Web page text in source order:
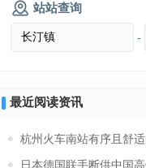
站站查询
-
最近阅读资讯
杭州火车南站有序且舒
日本德国联手断供中国